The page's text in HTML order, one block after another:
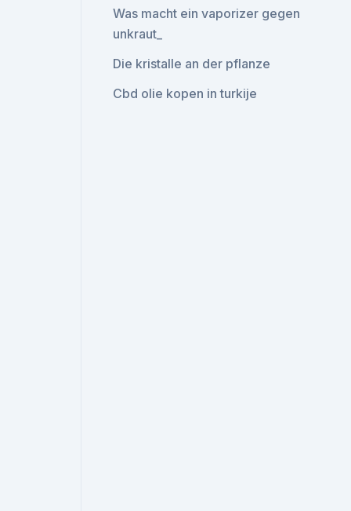
Was macht ein vaporizer gegen
unkraut_
Die kristalle an der pflanze
Cbd olie kopen in turkije